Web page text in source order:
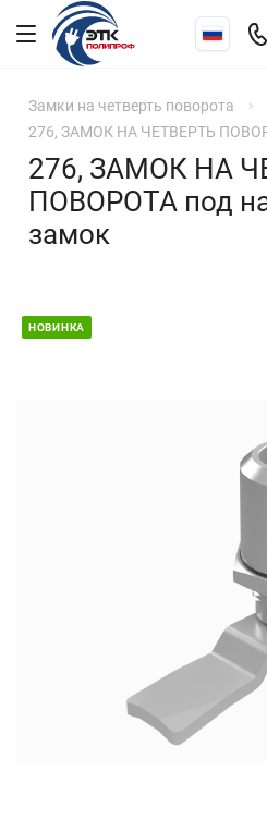
Замки на четверть поворота
276, ЗАМОК НА ЧЕТВЕРТЬ
276, ЗАМОК НА
ПОВОРОТА под
замок
НОВИНКА